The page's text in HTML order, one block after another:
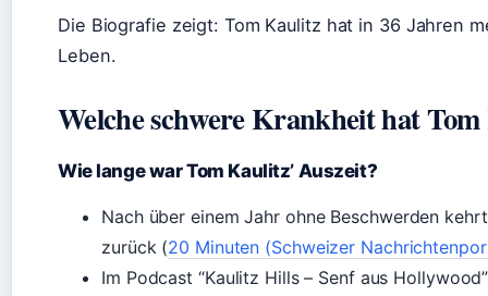
Die Biografie zeigt: Tom Kaulitz hat in 36 Jahren
Leben.
Welche schwere Krankheit hat
Wie lange war Tom Kaulitz’ Auszeit?
Nach über einem Jahr ohne Beschwerden
zurück (20 Minuten (Schweizer
Im Podcast “Kaulitz Hills – Senf aus